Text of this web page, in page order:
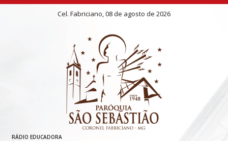
Cel. Fabriciano, 08 de agosto de 2026
RÁDIO EDUCADORA